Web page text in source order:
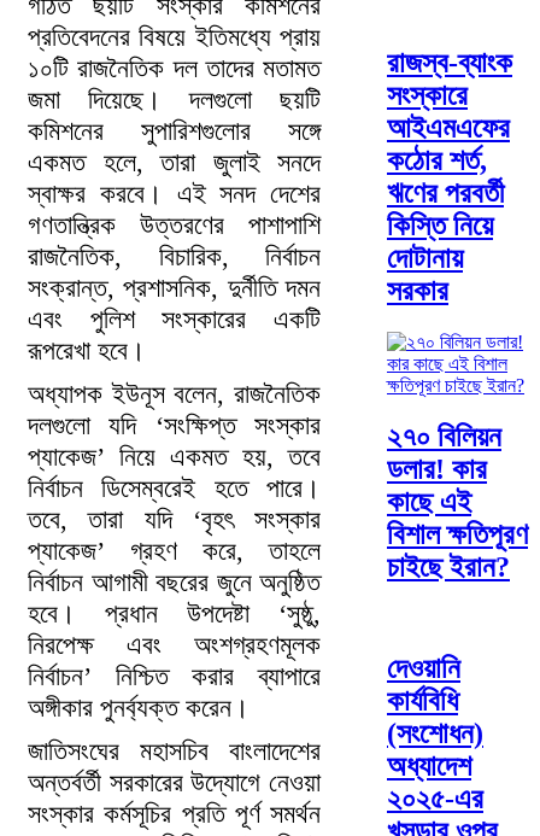
প্রতিবেদনের বিষয়ে ইতিমধ্যে প্রায়
১০টি রাজনৈতিক দল তাদের মতামত
জমা দিয়েছে। দলগুলো ছয়টি
কমিশনের সুপারিশগুলোর সঙ্গে
একমত হলে, তারা জুলাই সনদে
স্বাক্ষর করবে। এই সনদ দেশের
গণতান্ত্রিক উত্তরণের পাশাপাশি
রাজনৈতিক, বিচারিক, নির্বাচন
সংক্রান্ত, প্রশাসনিক, দুর্নীতি দমন
এবং পুলিশ সংস্কারের একটি
রূপরেখা হবে।
অধ্যাপক ইউনূস বলেন, রাজনৈতিক
দলগুলো যদি ‘সংক্ষিপ্ত সংস্কার
প্যাকেজ’ নিয়ে একমত হয়, তবে
নির্বাচন ডিসেম্বরেই হতে পারে।
তবে, তারা যদি ‘বৃহৎ সংস্কার
প্যাকেজ’ গ্রহণ করে, তাহলে
নির্বাচন আগামী বছরের জুনে অনুষ্ঠিত
হবে। প্রধান উপদেষ্টা ‘সুষ্ঠু,
নিরপেক্ষ এবং অংশগ্রহণমূলক
নির্বাচন’ নিশ্চিত করার ব্যাপারে
অঙ্গীকার পুনর্ব্যক্ত করেন।
জাতিসংঘের মহাসচিব বাংলাদেশের
অন্তর্বর্তী সরকারের উদ্যোগে নেওয়া
সংস্কার কর্মসূচির প্রতি পূর্ণ সমর্থন
রাজস্ব-ব্যাংক
সংস্কারে
আইএমএফের
কঠোর শর্ত,
ঋণের পরবর্তী
কিস্তি নিয়ে
দোটানায়
সরকার
২৭০ বিলিয়ন
ডলার! কার
কাছে এই
বিশাল ক্ষতিপূরণ
চাইছে ইরান?
দেওয়ানি
কার্যবিধি
(সংশোধন)
অধ্যাদেশ
২০২৫-এর